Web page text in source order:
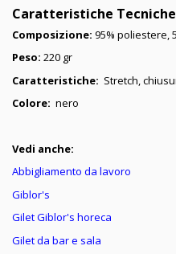
Caratteristiche Tecniche
Composizione: 95% poliestere,
Peso: 220 gr
Caratteristiche: Stretch,
Colore: nero
Vedi anche:
Abbigliamento da lavoro
Giblor's
Gilet Giblor's horeca
Gilet da bar e sala